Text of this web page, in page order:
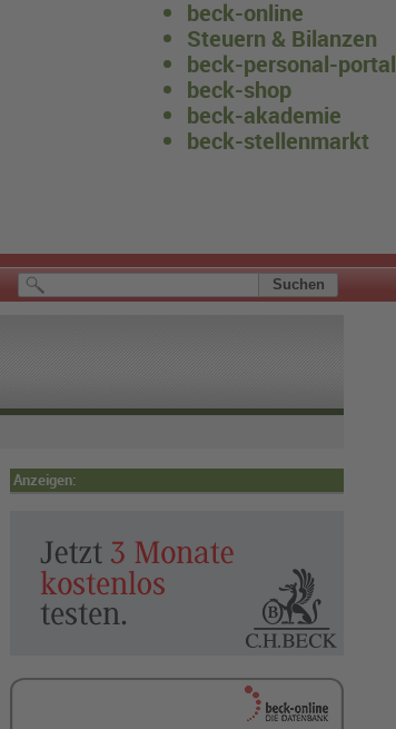
beck-online
Steuern & Bilanzen
beck-personal-portal
beck-shop
beck-akademie
beck-stellenmarkt
Anzeigen: